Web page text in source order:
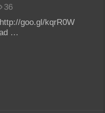
36
goo.gl/kqrR0W
…